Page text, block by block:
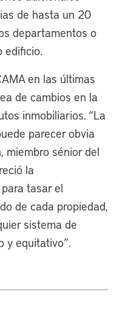
de hasta un 20
departamentos o
edificio.
en las últimas
de cambios en la
inmobiliarios. “La
parecer obvia
miembro sénior del
la
tasar el
de cada propiedad,
sistema de
y equitativo”.